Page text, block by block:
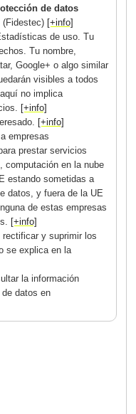
de datos
(Fidestec) [+info]
de uso. Tu
Tu nombre,
Google+ o algo similar
visibles a todos
no implica
[+info]
[+info]
empresas
prestar servicios
computación en la nube
estando sometidas a
datos, y fuera de la UE
de estas empresas
[+info]
y suprimir los
se explica en la
la información
datos en